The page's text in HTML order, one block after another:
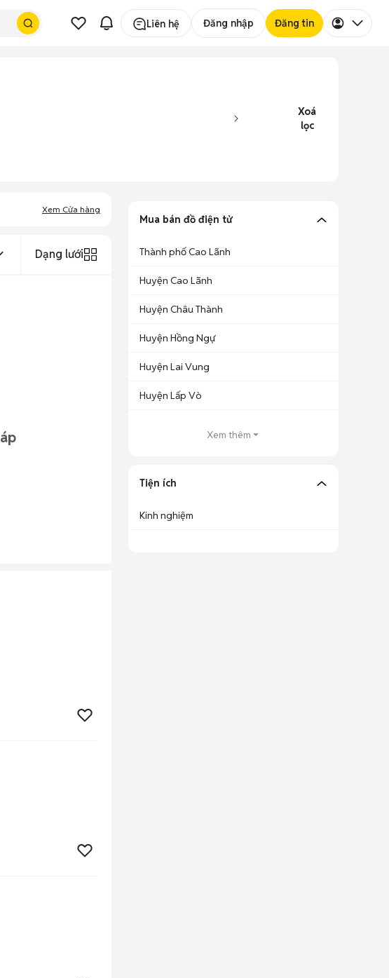
Liên hệ Đăng nhập Đăng tin
Xoá
lọc
Xem Cửa hàng
Dạng lưới
Mua bán đồ điện tử
Thành phố Cao Lãnh
Huyện Cao Lãnh
Huyện Châu Thành
Huyện Hồng Ngự
Huyện Lai Vung
Huyện Lấp Vò
Xem thêm
Tiện ích
Kinh nghiệm